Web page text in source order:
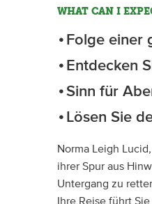
WHAT CAN I
Folge einer
Entdecken
Sinn für
Lösen Sie
Norma Leigh
ihrer Spur aus
Untergang zu
Ihre Reise führt